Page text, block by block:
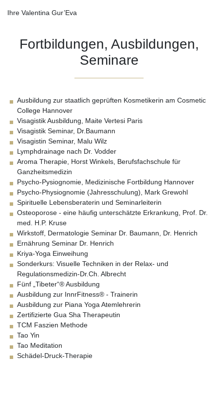
Ihre Valentina Gur’Eva
Fortbildungen, Ausbildungen,
Seminare
Ausbildung zur staatlich geprüften Kosmetikerin am Cosmetic
College Hannover
Visagistik Ausbildung, Maite Vertesi Paris
Visagistik Seminar, Dr.Baumann
Visagistin Seminar, Malu Wilz
Lymphdrainage nach Dr. Vodder
Aroma Therapie, Horst Winkels, Berufsfachschule für
Ganzheitsmedizin
Psycho-Pysiognomie, Medizinische Fortbildung Hannover
Psycho-Physiognomie (Jahresschulung), Mark Grewohl
Spirituelle Lebensberaterin und Seminarleiterin
Osteoporose - eine häufig unterschätzte Erkrankung, Prof. Dr.
med. H.P. Kruse
Wirkstoff, Dermatologie Seminar Dr. Baumann, Dr. Henrich
Ernährung Seminar Dr. Henrich
Kriya-Yoga Einweihung
Sonderkurs: Visuelle Techniken in der Relax- und
Regulationsmedizin-Dr.Ch. Albrecht
Fünf „Tibeter“® Ausbildung
Ausbildung zur InnrFitness® - Trainerin
Ausbildung zur Piana Yoga Atemlehrerin
Zertifizierte Gua Sha Therapeutin
TCM Faszien Methode
Tao Yin
Tao Meditation
Schädel-Druck-Therapie